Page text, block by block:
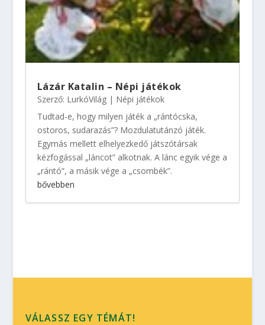
Lázár Katalin – Népi játékok
Szerző: LurkóVilág| Népi játékok
Tudtad-e, hogy milyen játék a „rántócska,
ostoros, sudarazás”? Mozdulatutánzó játék.
Egymás mellett elhelyezkedő játszótársak
kézfogással „láncot” alkotnak. A lánc egyik vége a
„rántó”, a másik vége a „csombék”.
bővebben
VÁLASSZ EGY TÉMÁT!